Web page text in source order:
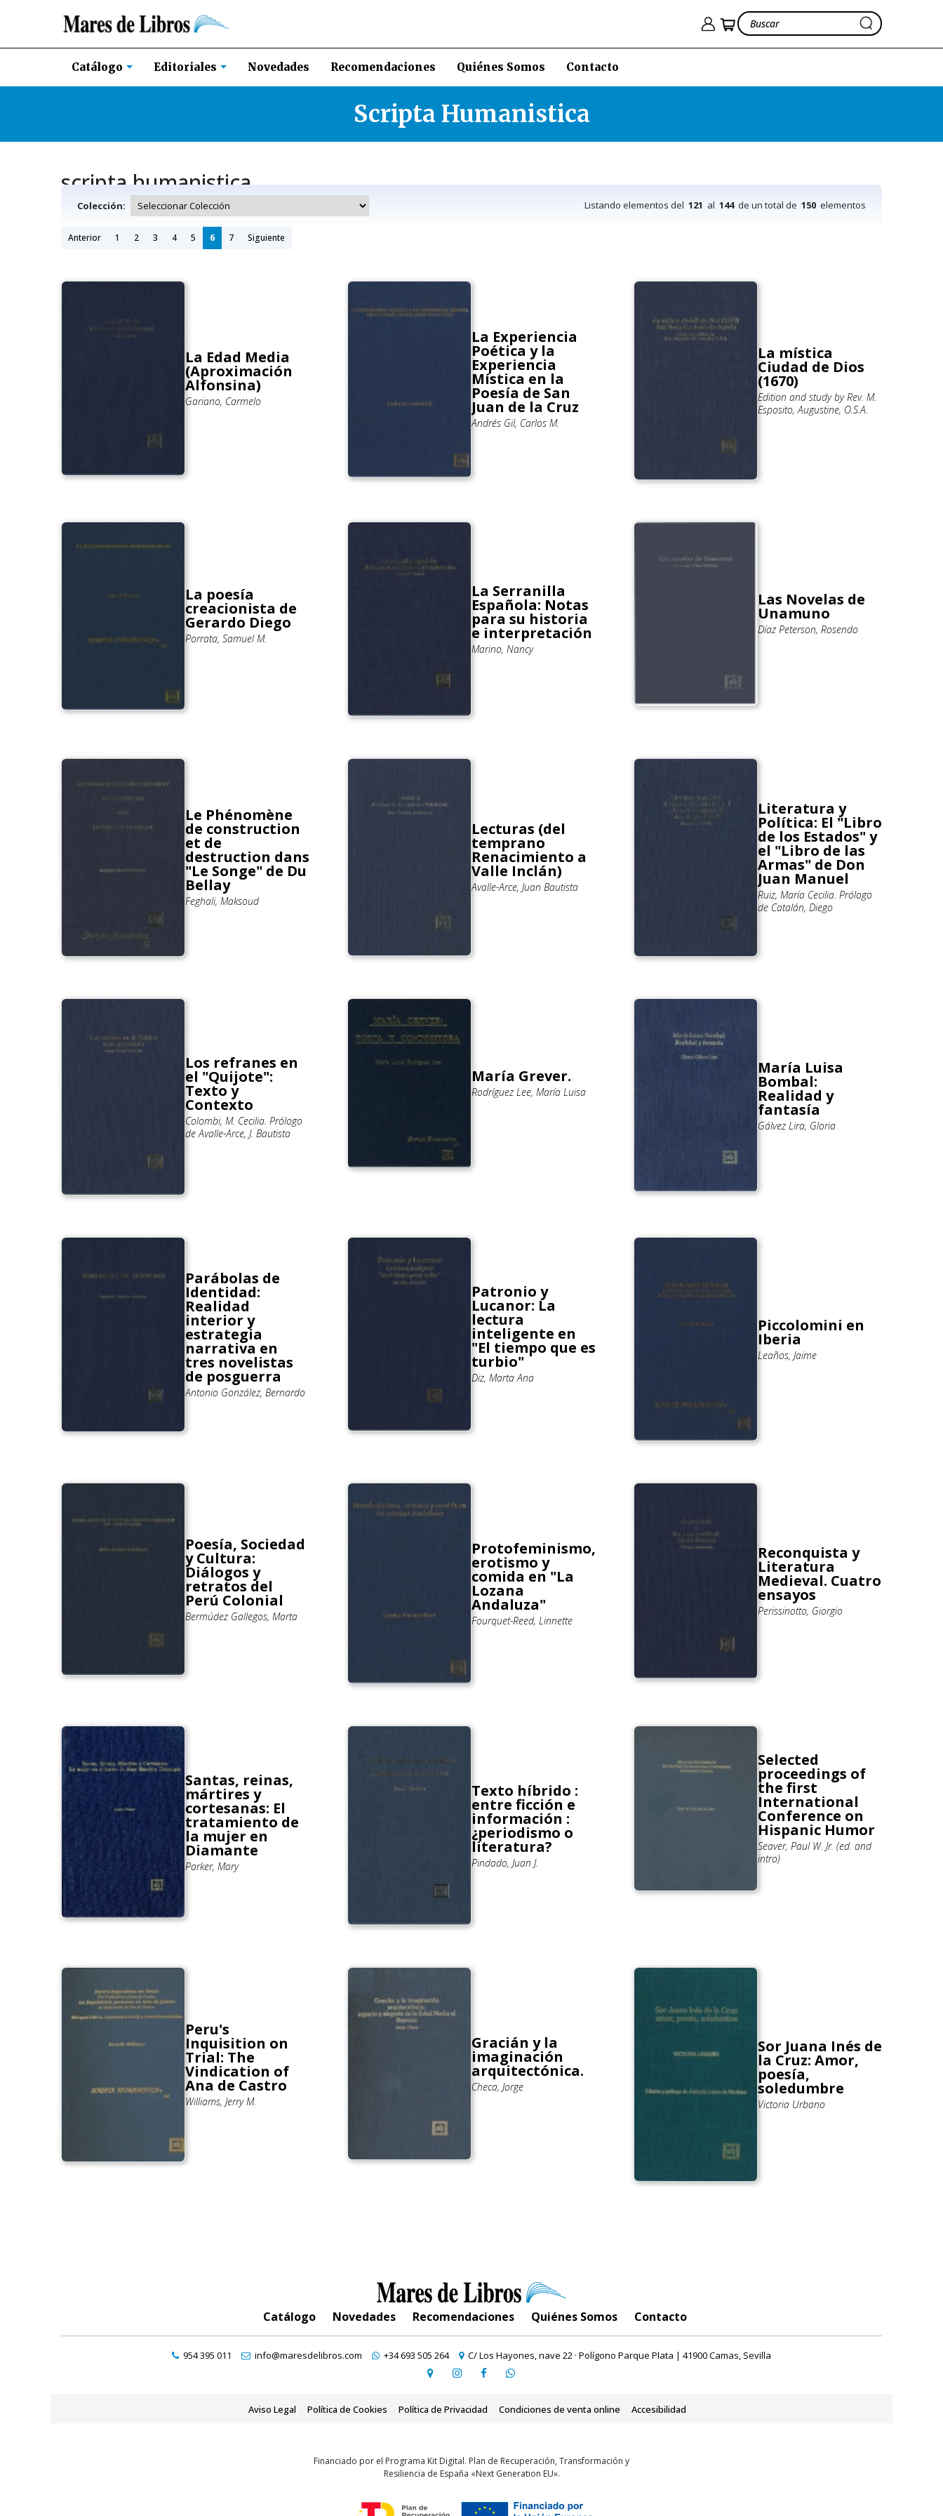
Catálogo Editoriales Novedades Recomendaciones Quiénes Somos Contacto
Scripta Humanistica
scripta humanistica
Colección: Listando elementos del 121 al 144de un total de 150 elementos
Anterior 1 2 3 4 5 6 7 Siguiente
La Edad Media
(Aproximación
Alfonsina)
Gariano, Carmelo
La Experiencia
Poética y la
Experiencia
Mística en la
Poesía de San
Juan de la Cruz
Andrés Gil, Carlos M.
La mística
Ciudad de Dios
(1670)
Edition and study by Rev. M.
Esposito, Augustine, O.S.A.
La poesía
creacionista de
Gerardo Diego
Porrata, Samuel M.
La Serranilla
Española: Notas
para su historia
e interpretación
Marino, Nancy
Las Novelas de
Unamuno
Díaz Peterson, Rosendo
Le Phénomène
de construction
et de
destruction dans
"Le Songe" de Du
Bellay
Feghali, Maksoud
Lecturas (del
temprano
Renacimiento a
Valle Inclán)
Avalle-Arce, Juan Bautista
Literatura y
Política: El "Libro
de los Estados" y
el "Libro de las
Armas" de Don
Juan Manuel
Ruiz, María Cecilia. Prólogo
de Catalán, Diego
Los refranes en
el "Quijote":
Texto y
Contexto
Colombi, M. Cecilia. Prólogo
de Avalle-Arce, J. Bautista
María Grever.
Rodríguez Lee, María Luisa
María Luisa
Bombal:
Realidad y
fantasía
Gálvez Lira, Gloria
Parábolas de
Identidad:
Realidad
interior y
estrategia
narrativa en
tres novelistas
de posguerra
Antonio González, Bernardo
Patronio y
Lucanor: La
lectura
inteligente en
"El tiempo que es
turbio"
Diz, Marta Ana
Piccolomini en
Iberia
Leaños, Jaime
Poesía, Sociedad
y Cultura:
Diálogos y
retratos del
Perú Colonial
Bermúdez Gallegos, Marta
Protofeminismo,
erotismo y
comida en "La
Lozana
Andaluza"
Fourquet-Reed, Linnette
Reconquista y
Literatura
Medieval. Cuatro
ensayos
Perissinotto, Giorgio
Santas, reinas,
mártires y
cortesanas: El
tratamiento de
la mujer en
Diamante
Parker, Mary
Texto híbrido :
entre ficción e
información :
¿periodismo o
literatura?
Pindado, Juan J.
Selected
proceedings of
the first
International
Conference on
Hispanic Humor
Seaver, Paul W. Jr. (ed. and
intro)
Peru's
Inquisition on
Trial: The
Vindication of
Ana de Castro
Williams, Jerry M.
Gracián y la
imaginación
arquitectónica.
Checa, Jorge
Sor Juana Inés de
la Cruz: Amor,
poesía,
soledumbre
Victoria Urbano
Catálogo Novedades Recomendaciones Quiénes Somos Contacto
954 395 011 info@maresdelibros.com +34 693 505 264 C/ Los Hayones, nave 22 · Polígono Parque Plata | 41900 Camas, Sevilla
Aviso Legal Política de Cookies Política de Privacidad Condiciones de venta online Accesibilidad
Financiado por el Programa Kit Digital. Plan de Recuperación, Transformación y
Resiliencia de España «Next Generation EU».